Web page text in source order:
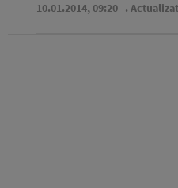
10.01.2014, 09:20 .